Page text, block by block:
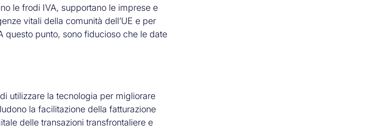
le frodi IVA, supportano le imprese e
vitali della comunità dell’UE e per
questo punto, sono fiducioso che le date
utilizzare la tecnologia per migliorare
la facilitazione della fatturazione
delle transazioni transfrontaliere e